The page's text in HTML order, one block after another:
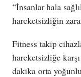
“İnsanlar hala
hareketsizliğin
Fitness takip
hareketsizliğe
dakika orta